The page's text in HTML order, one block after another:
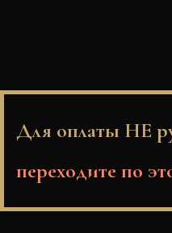
Для оплаты НЕ
переходите по